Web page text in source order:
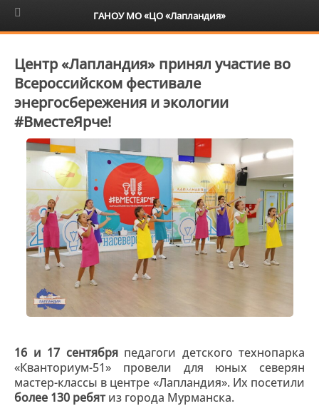
6+
Центр «Лапландия» принял участие во
Всероссийском фестивале
энергосбережения и экологии
#ВместеЯрче!
16 и 17 сентября педагоги детского технопарка
«Кванториум-51» провели для юных северян
мастер-классы в центре «Лапландия». Их посетили
более 130 ребятиз города Мурманска.
ГАНОУ МО «ЦО «Лапландия»